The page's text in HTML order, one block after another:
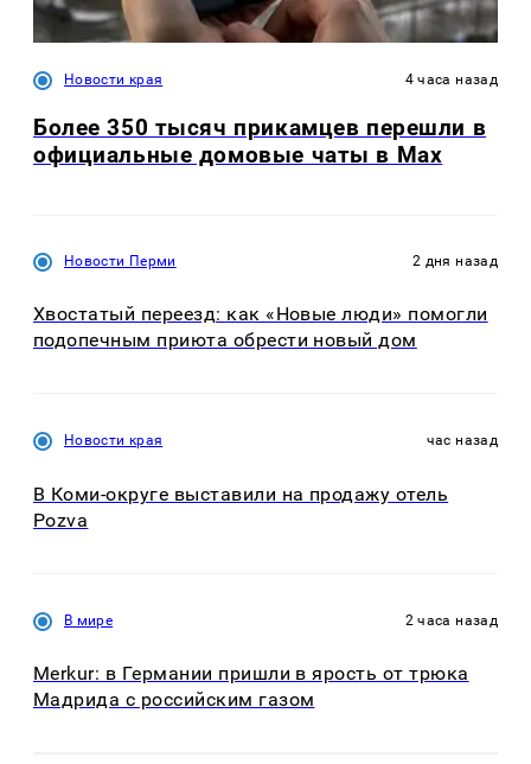
Новости края 4 часа назад
Более 350 тысяч прикамцев перешли в
официальные домовые чаты в Max
Новости Перми 2 дня назад
Хвостатый переезд: как «Новые люди» помогли
подопечным приюта обрести новый дом
Новости края час назад
В Коми-округе выставили на продажу отель
Pozva
В мире 2 часа назад
Merkur: в Германии пришли в ярость от трюка
Мадрида с российским газом